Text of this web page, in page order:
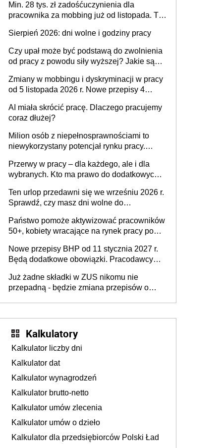
Min. 28 tys. zł zadośćuczynienia dla
pracownika za mobbing już od listopada. To
zespołu
Sierpień 2026: dni wolne i godziny pracy
Czy upał może być podstawą do zwolnienia
od pracy z powodu siły wyższej? Jakie są
Zmiany w mobbingu i dyskryminacji w pracy
od 5 listopada 2026 r. Nowe przepisy 4
Ustaw
AI miała skrócić pracę. Dlaczego pracujemy
coraz dłużej?
Milion osób z niepełnosprawnościami to
niewykorzystany potencjał rynku pracy.
dofinansowań czy refundacji, ale bariery po
stronie systemu i świadomości
pracodawców [WYWIAD]
Przerwy w pracy – dla każdego, ale i dla
wybranych. Kto ma prawo do dodatkowych
Ten urlop przedawni się we wrześniu 2026 r.
Sprawdź, czy masz dni wolne do
Państwo pomoże aktywizować pracowników
50+, kobiety wracające na rynek pracy po
osoby neuroatypowe. Powstanie Fundusz
na rzecz Inkluzywności w Zatrudnianiu?
Nowe przepisy BHP od 11 stycznia 2027 r.
Będą dodatkowe obowiązki. Pracodawcy
Już żadne składki w ZUS nikomu nie
przepadną - będzie zmiana przepisów o
Kalkulatory
Kalkulator liczby dni
Kalkulator dat
Kalkulator wynagrodzeń
Kalkulator brutto-netto
Kalkulator umów zlecenia
Kalkulator umów o dzieło
Kalkulator dla przedsiębiorców Polski Ład